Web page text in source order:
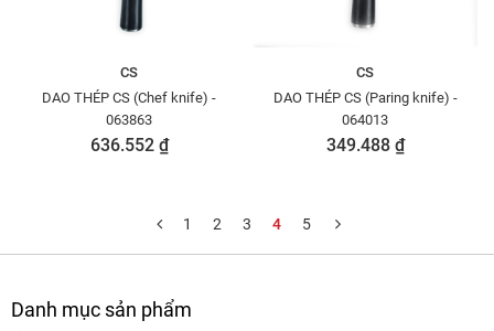
CS
DAO THÉP CS (Chef knife) -
063863
636.552 ₫
CS
DAO THÉP CS (Paring knife) -
064013
349.488 ₫
1 2 3 4 5
Danh mục sản phẩm